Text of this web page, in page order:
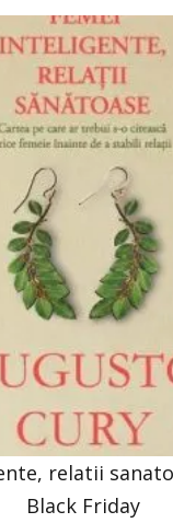
relatii
Black Friday